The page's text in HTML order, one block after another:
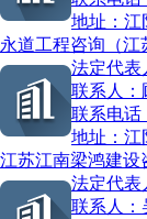
地址： 江
永道工程咨询（江
法定代表
联系人：
联系电话
地址： 江
江苏江南梁鸿建设
法定代表
联系人：